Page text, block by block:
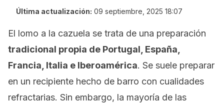
Última actualización: 09 septiembre, 2025 18:07
El lomo a la cazuela se trata de una preparación
tradicional propia de Portugal, España,
Francia, Italia e Iberoamérica. Se suele preparar
en un recipiente hecho de barro con cualidades
refractarias. Sin embargo, la mayoría de las